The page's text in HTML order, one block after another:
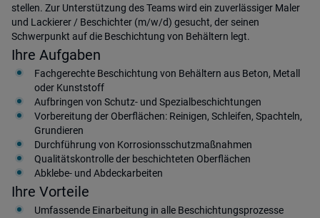
stellen. Zur Unterstützung des Teams wird ein zuverlässiger Maler
und Lackierer / Beschichter (m/w/d) gesucht, der seinen
Schwerpunkt auf die Beschichtung von Behältern legt.
Ihre Aufgaben
Fachgerechte Beschichtung von Behältern aus Beton, Metall
oder Kunststoff
Aufbringen von Schutz- und Spezialbeschichtungen
Vorbereitung der Oberflächen: Reinigen, Schleifen, Spachteln,
Grundieren
Durchführung von Korrosionsschutzmaßnahmen
Qualitätskontrolle der beschichteten Oberflächen
Abklebe- und Abdeckarbeiten
Ihre Vorteile
Umfassende Einarbeitung in alle Beschichtungsprozesse